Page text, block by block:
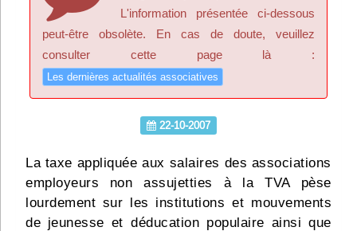
VieAsso
Infos
Désabo Lettrasso
L'information présentée ci-dessous
peut-être obsolète. En cas de doute, veuillez
consulter cette page là :
Les dernières actualités associatives
22-10-2007
La taxe appliquée aux salaires des associations
employeurs non assujetties à la TVA pèse
lourdement sur les institutions et mouvements
de jeunesse et déducation populaire ainsi que